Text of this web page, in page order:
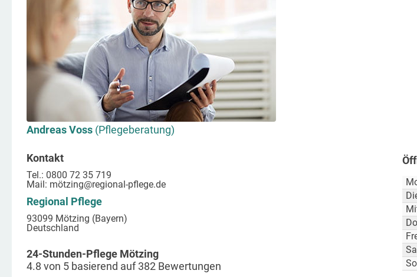
Andreas Voss (Pflegeberatung)
Kontakt
Tel.: 0800 72 35 719
Mail: mötzing@regional-pflege.de
Regional Pflege
93099 Mötzing (Bayern)
Deutschland
24-Stunden-Pflege Mötzing
4.8 von 5 basierend auf382 Bewertungen